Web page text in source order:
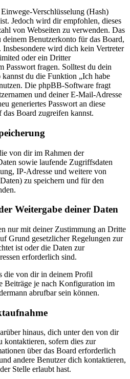
Verschlüsselung (Hash)
Jedoch wird dir empfohlen, dieses
von Webseiten zu verwenden. Das
deinem Benutzerkonto für das Board,
wird dich kein Vertreter
oder ein Dritter
Passwort fragen. Solltest du dein
kannst du die Funktion „Ich habe
Die phpBB-Software fragt
und deiner E-Mail-Adresse
generiertes Passwort an diese
Board zugreifen kannst.
von dir im Rahmen der
sowie laufende Zugriffsdaten
IP-Adresse und weitere von
zu speichern und für den
Weitergabe deiner Daten
nur mit deiner Zustimmung an Dritte
Grund gesetzlicher Regelungen zur
ist oder die Daten zur
erforderlich sind.
die von dir in deinem Profil
Beiträge je nach Konfiguration im
abrufbar sein können.
hinaus, dich unter den von dir
kontaktieren, sofern dies zur
über das Board erforderlich
andere Benutzer dich kontaktieren,
Stelle erlaubt hast.